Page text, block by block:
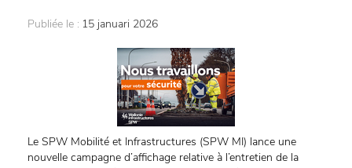
Publiée le : 15 januari 2026
Le SPW Mobilité et Infrastructures (SPW MI) lance une
nouvelle campagne d’affichage relative à l’entretien de la